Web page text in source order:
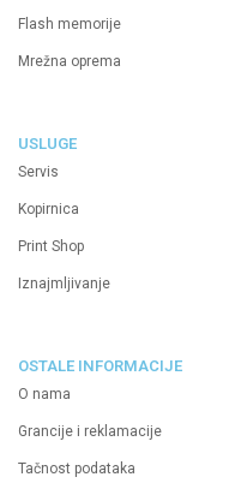
Flash memorije
Mrežna oprema
USLUGE
Servis
Kopirnica
Print Shop
Iznajmljivanje
OSTALE INFORMACIJE
O nama
Grancije i reklamacije
Tačnost podataka